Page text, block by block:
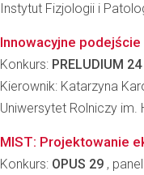
Instytut Fizjologii i
Innowacyjne
Konkurs: PRELUDIUM 24
Kierownik: Katarzyna
Uniwersytet Rolniczy im.
MIST: Projektowanie
Konkurs: OPUS 29 ,